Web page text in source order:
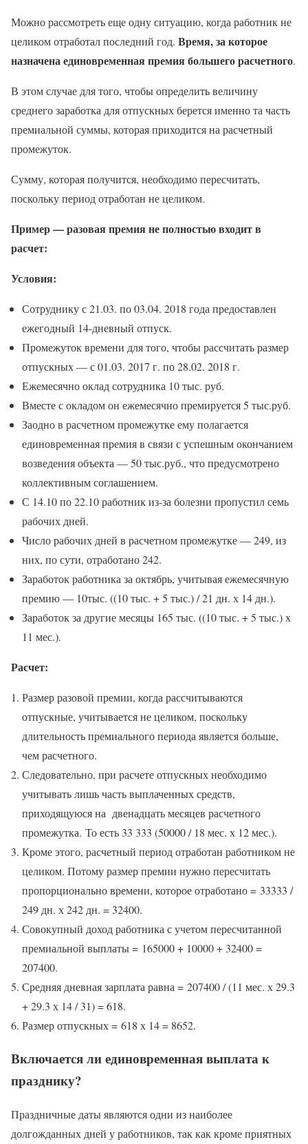
Можно рассмотреть еще одну ситуацию, когда работник не
целиком отработал последний год. Время, за которое
назначена единовременная премия большего расчетного.
В этом случае для того, чтобы определить величину
среднего заработка для отпускных берется именно та часть
премиальной суммы, которая приходится на расчетный
промежуток.
Сумму, которая получится, необходимо пересчитать,
поскольку период отработан не целиком.
Пример — разовая премия не полностью входит в
расчет:
Условия:
Сотруднику с 21.03. по 03.04. 2018 года предоставлен
ежегодный 14-дневный отпуск.
Промежуток времени для того, чтобы рассчитать размер
отпускных — с 01.03. 2017 г. по 28.02. 2018 г.
Ежемесячно оклад сотрудника 10 тыс. руб.
Вместе с окладом он ежемесячно премируется 5 тыс.руб.
Заодно в расчетном промежутке ему полагается
единовременная премия в связи с успешным окончанием
возведения объекта — 50 тыс.руб., что предусмотрено
коллективным соглашением.
С 14.10 по 22.10 работник из-за болезни пропустил семь
рабочих дней.
Число рабочих дней в расчетном промежутке — 249, из
них, по сути, отработано 242.
Заработок работника за октябрь, учитывая ежемесячную
премию — 10тыс. ((10 тыс. + 5 тыс.) / 21 дн. х 14 дн.).
Заработок за другие месяцы 165 тыс. ((10 тыс. + 5 тыс.) х
11 мес.).
Расчет:
Размер разовой премии, когда рассчитываются
отпускные, учитывается не целиком, поскольку
длительность премиального периода является больше,
чем расчетного.
Следовательно, при расчете отпускных необходимо
учитывать лишь часть выплаченных средств,
приходящуюся на двенадцать месяцев расчетного
промежутка. То есть 33 333 (50000 / 18 мес. х 12 мес.).
Кроме этого, расчетный период отработан работником не
целиком. Потому размер премии нужно пересчитать
пропорционально времени, которое отработано = 33333 /
249 дн. х 242 дн. = 32400.
Совокупный доход работника с учетом пересчитанной
премиальной выплаты = 165000 + 10000 + 32400 =
207400.
Средняя дневная зарплата равна = 207400 / (11 мес. х 29.3
+ 29.3 х 14 / 31) = 618.
Размер отпускных = 618 х 14 = 8652.
Включается ли единовременная выплата к
празднику?
Праздничные даты являются одни из наиболее
долгожданных дней у работников, так как кроме приятных